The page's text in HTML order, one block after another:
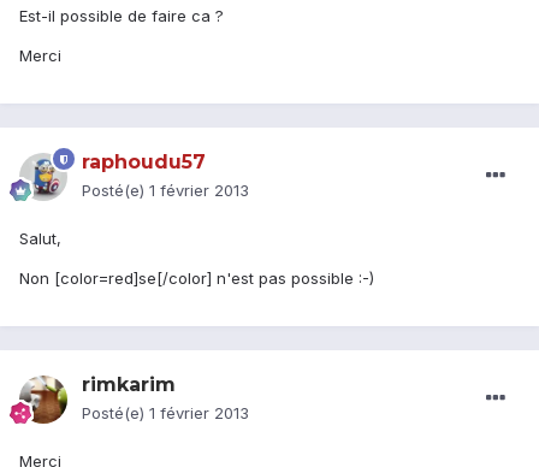
Est-il possible de faire ca ?
Merci
raphoudu57
Posté(e) 1 février 2013
Salut,
Non [color=red]se[/color] n'est pas possible :-)
rimkarim
Posté(e) 1 février 2013
Merci